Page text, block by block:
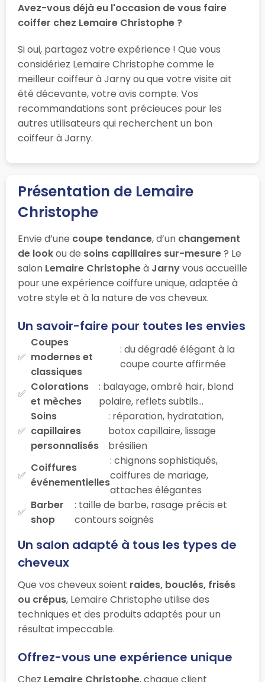
Avez-vous déjà eu l'occasion de vous faire
coiffer chez Lemaire Christophe ?
Si oui, partagez votre expérience ! Que vous
considériez Lemaire Christophe comme le
meilleur coiffeur à Jarny ou que votre visite ait
été décevante, votre avis compte. Vos
recommandations sont précieuces pour les
autres utilisateurs qui recherchent un bon
coiffeur à Jarny.
Présentation de Lemaire
Christophe
Envie d’une coupe tendance, d’un changement
de lookou de soins capillaires sur-mesure? Le
salon Lemaire Christopheà Jarnyvous accueille
pour une expérience coiffure unique, adaptée à
votre style et à la nature de vos cheveux.
Un savoir-faire pour toutes les envies
Coupes
modernes et
classiques
: du dégradé élégant à la
coupe courte affirmée
Colorations
et mèches
: balayage, ombré hair, blond
polaire, reflets subtils…
Soins
capillaires
personnalisés
: réparation, hydratation,
botox capillaire, lissage
brésilien
Coiffures
événementielles
: chignons sophistiqués,
coiffures de mariage,
attaches élégantes
Barber
shop
: taille de barbe, rasage précis et
contours soignés
Un salon adapté à tous les types de
cheveux
Que vos cheveux soient raides, bouclés, frisés
ou crépus, Lemaire Christophe utilise des
techniques et des produits adaptés pour un
résultat impeccable.
Offrez-vous une expérience unique
Chez Lemaire Christophe, chaque client